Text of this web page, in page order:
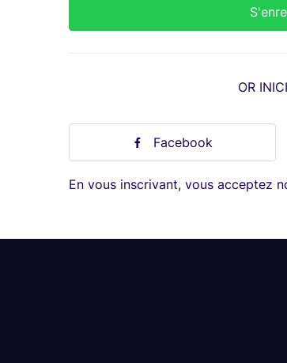
OR
Facebook
En vous inscrivant, vous acceptez